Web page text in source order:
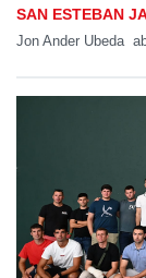
SAN ESTEBAN
Jon Ander Ubeda